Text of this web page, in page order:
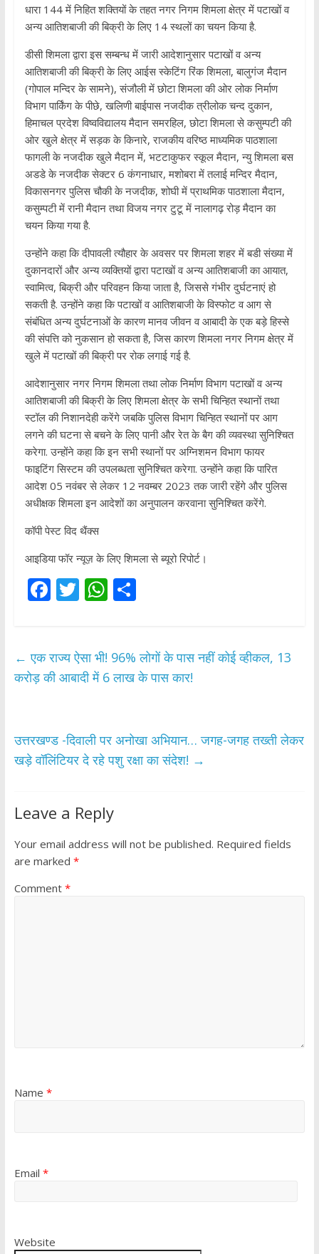
धारा 144 में निहित शक्तियों के तहत नगर निगम शिमला क्षेत्र में पटाखों व
अन्य आतिशबाजी की बिक्री के लिए 14 स्थलों का चयन किया है.
डीसी शिमला द्वारा इस सम्बन्ध में जारी आदेशानुसार पटाखों व अन्य
आतिशबाजी की बिक्री के लिए आईस स्केटिंग रिंक शिमला, बालुगंज मैदान
(गोपाल मन्दिर के सामने), संजौली में छोटा शिमला की ओर लोक निर्माण
विभाग पार्किंग के पीछे, खलिणी बाईपास नजदीक त्रीलोक चन्द दुकान,
हिमाचल प्रदेश विष्वविद्यालय मैदान समरहिल, छोटा शिमला से कसुम्पटी की
ओर खुले क्षेत्र में सड़क के किनारे, राजकीय वरिष्ठ माध्यमिक पाठशाला
फागली के नजदीक खुले मैदान में, भटटाकुफर स्कूल मैदान, न्यु शिमला बस
अडडे के नजदीक सेक्टर 6 कंगनाधार, मशोबरा में तलाई मन्दिर मैदान,
विकासनगर पुलिस चौकी के नजदीक, शोघी में प्राथमिक पाठशाला मैदान,
कसुम्पटी में रानी मैदान तथा विजय नगर टुटू में नालागढ़ रोड़ मैदान का
चयन किया गया है.
उन्होंने कहा कि दीपावली त्यौहार के अवसर पर शिमला शहर में बडी संख्या में
दुकानदारों और अन्य व्यक्तियों द्वारा पटाखों व अन्य आतिशबाजी का आयात,
स्वामित्व, बिक्री और परिवहन किया जाता है, जिससे गंभीर दुर्घटनाएं हो
सकती है. उन्होंने कहा कि पटाखों व आतिशबाजी के विस्फोट व आग से
संबंधित अन्य दुर्घटनाओं के कारण मानव जीवन व आबादी के एक बड़े हिस्से
की संपत्ति को नुकसान हो सकता है, जिस कारण शिमला नगर निगम क्षेत्र में
खुले में पटाखों की बिक्री पर रोक लगाई गई है.
आदेशानुसार नगर निगम शिमला तथा लोक निर्माण विभाग पटाखों व अन्य
आतिशबाजी की बिक्री के लिए शिमला क्षेत्र के सभी चिन्हित स्थानों तथा
स्टॉल की निशानदेही करेंगे जबकि पुलिस विभाग चिन्हित स्थानों पर आग
लगने की घटना से बचने के लिए पानी और रेत के बैग की व्यवस्था सुनिश्चित
करेगा. उन्होंने कहा कि इन सभी स्थानों पर अग्निशमन विभाग फायर
फाइटिंग सिस्टम की उपलब्धता सुनिश्चित करेगा. उन्होंने कहा कि पारित
आदेश 05 नवंबर से लेकर 12 नवम्बर 2023 तक जारी रहेंगे और पुलिस
अधीक्षक शिमला इन आदेशों का अनुपालन करवाना सुनिश्चित करेंगे.
कॉपी पेस्ट विद थैंक्स
आइडिया फॉर न्यूज़ के लिए शिमला से ब्यूरो रिपोर्ट।
F
b
o
T
er
W
s
A
S
e
← एक राज्य ऐसा भी! 96% लोगों के पास नहीं कोई व्हीकल, 13
करोड़ की आबादी में 6 लाख के पास कार!
उत्तरखण्ड -दिवाली पर अनोखा अभियान… जगह-जगह तख्ती लेकर
खड़े वॉलिंटियर दे रहे पशु रक्षा का संदेश! →
Leave a Reply
Your email address will not be published. Required fields
are marked *
Comment *
Name *
Email *
Website